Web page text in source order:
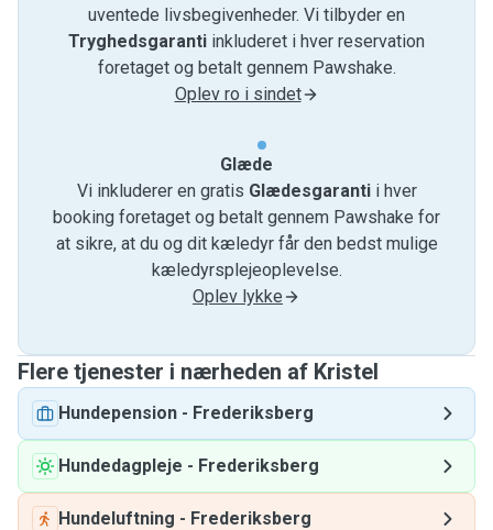
uventede livsbegivenheder. Vi tilbyder en
Tryghedsgaranti inkluderet i hver reservation
foretaget og betalt gennem Pawshake.
Oplev ro i sindet
Glæde
Vi inkluderer en gratis Glædesgarantii hver
booking foretaget og betalt gennem Pawshake for
at sikre, at du og dit kæledyr får den bedst mulige
kæledyrsplejeoplevelse.
Oplev lykke
Flere tjenester i nærheden af ​​Kristel
Hundepension - Frederiksberg
Hundedagpleje - Frederiksberg
Hundeluftning - Frederiksberg